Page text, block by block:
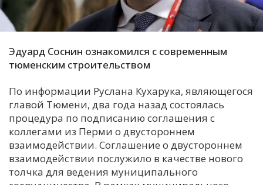
Е
И
К
С
У
Х
Эдуард Соснин ознакомился с современным
тюменским строительством
По информации Руслана Кухарука, являющегося
главой Тюмени, два года назад состоялась
процедура по подписанию соглашения с
коллегами из Перми о двустороннем
взаимодействии. Соглашение о двустороннем
взаимодействии послужило в качестве нового
толчка для ведения муниципального